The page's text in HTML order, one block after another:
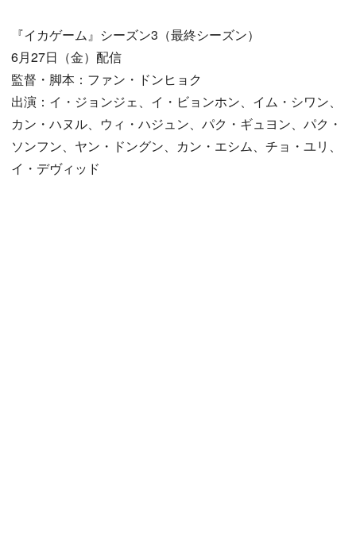
『イカゲーム』シーズン3（最終シーズン）
6月27日（金）配信
監督・脚本：ファン・ドンヒョク
出演：イ・ジョンジェ、イ・ビョンホン、イム・シワン、
カン・ハヌル、ウィ・ハジュン、パク・ギュヨン、パク・
ソンフン、ヤン・ドングン、カン・エシム、チョ・ユリ、
イ・デヴィッド